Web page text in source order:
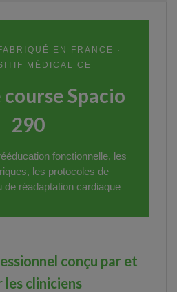
EN FRANCE ·
MÉDICAL CE
course Spacio
290
fonctionnelle, les
les protocoles de
de réadaptation cardiaque
conçu par et
les cliniciens